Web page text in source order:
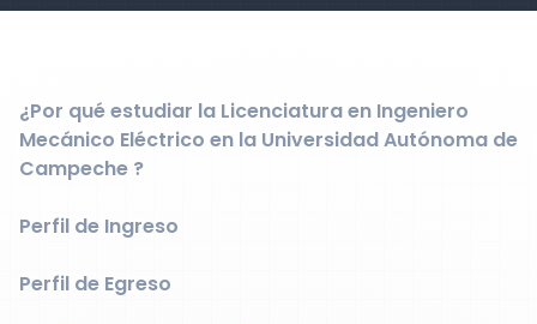
¿Por qué estudiar la Licenciatura en Ingeniero
Mecánico Eléctrico en la Universidad Autónoma de
Campeche ?
Perfil de Ingreso
Perfil de Egreso